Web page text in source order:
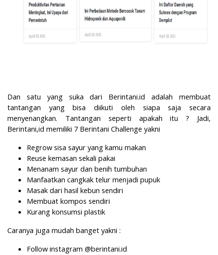
Dan satu yang suka dari Berintani.id adalah membuat
tantangan yang bisa diikuti oleh siapa saja secara
menyenangkan. Tantangan seperti apakah itu ? Jadi,
Berintani,id memiliki 7 Berintani Challenge yakni
Regrow sisa sayur yang kamu makan
Reuse kemasan sekali pakai
Menanam sayur dan benih tumbuhan
Manfaatkan cangkak telur menjadi pupuk
Masak dari hasil kebun sendiri
Membuat kompos sendiri
Kurang konsumsi plastik
Caranya juga mudah banget yakni :
Follow instagram @berintani.id